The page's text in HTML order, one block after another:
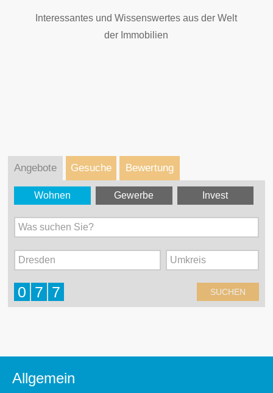
Interessantes und Wissenswertes aus der Welt
der Immobilien
Angebote Gesuche Bewertung
Wohnen Gewerbe Invest
Was suchen Sie?
Dresden Umkreis
0 7 7
Allgemein